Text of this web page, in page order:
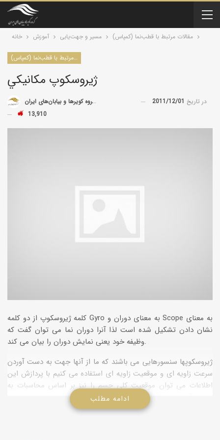
خانه آموزش مسیر و جهت‌یابی مقالات مرتبط با قطب‌نما (کمپاس)
مقالات مرتبط با قطب‌نما (کمپاس)
ژيروسكوپ مکانيکي
توسط گروه کویرها و بیابان‌های ایران در تاریخ 2011/12/01
13,910
كلمه ژیروسكوپ از دو كلمه Gyro به معنای دوران و Scope به معنای
نشان دادن تشكیل شده است لذا آنرا دوران نما می توان گفت كه
وظیفه خود یعنی نمایش دوران را بیان می كند.
ژیروسكوپها سنسورهایی می باشند كه ما از آنها جهت به دست آوردن
سرعت زاویه ای و موقعیت زاویه ای استفاده می كنیم با پردازش این
اطلاعات می توان موقعیت كلی جسم را نیز بر اساس محاسبات به
دست آورد ژیروسكوپ عضو اصلی سیستمهای هدایت اینرسی می
باشد. سیستم هدایت اینرسی كه در ناوبری اینرسی مورد استفاده قرار
ادامه مطلب